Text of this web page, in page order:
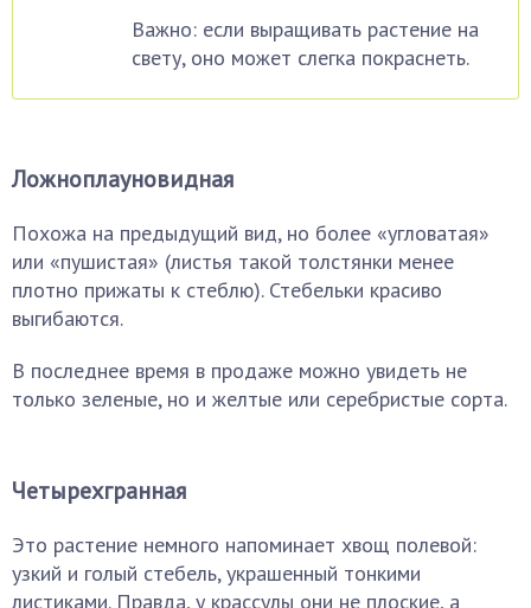
Важно: если выращивать растение на
свету, оно может слегка покраснеть.
Ложноплауновидная
Похожа на предыдущий вид, но более «угловатая»
или «пушистая» (листья такой толстянки менее
плотно прижаты к стеблю). Стебельки красиво
выгибаются.
В последнее время в продаже можно увидеть не
только зеленые, но и желтые или серебристые сорта.
Четырехгранная
Это растение немного напоминает хвощ полевой:
узкий и голый стебель, украшенный тонкими
листиками. Правда, у крассулы они не плоские, а